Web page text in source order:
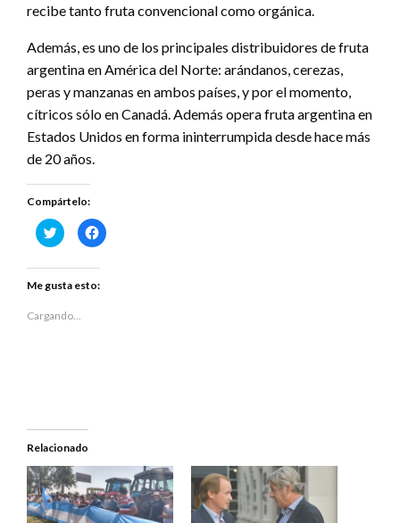
recibe tanto fruta convencional como orgánica.
Además, es uno de los principales distribuidores de fruta
argentina en América del Norte: arándanos, cerezas,
peras y manzanas en ambos países, y por el momento,
cítricos sólo en Canadá. Además opera fruta argentina en
Estados Unidos en forma ininterrumpida desde hace más
de 20 años.
Compártelo:
Haz
clic
en
Twitter
(Se
en
Haz
clic
Me gusta esto:
Cargando...
Relacionado